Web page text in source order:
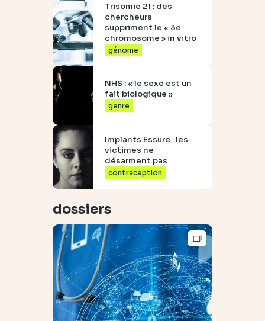
Trisomie 21 : des
chercheurs
suppriment le « 3e
chromosome » in vitro
génome
NHS : « le sexe est un
fait biologique »
genre
Implants Essure : les
victimes ne
désarment pas
contraception
dossiers